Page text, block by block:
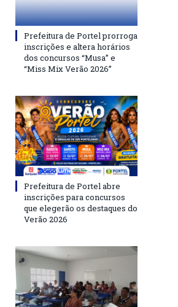
Prefeitura de Portel prorroga
inscrições e altera horários
dos concursos “Musa” e
“Miss Mix Verão 2026”
Prefeitura de Portel abre
inscrições para concursos
que elegerão os destaques do
Verão 2026